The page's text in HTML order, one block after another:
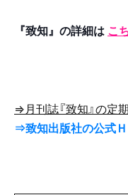
『致知』の詳細は こ
⇒月刊誌『致知』の定
⇒致知出版社の公式